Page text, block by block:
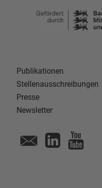
Publikationen
Stellenausschreibungen
Presse
Newsletter